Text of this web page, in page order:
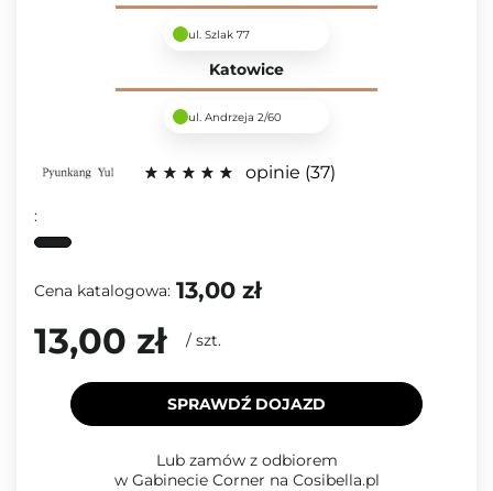
ul. Szlak 77
Katowice
ul. Andrzeja 2/60
opinie 37
:
Cena katalogowa: 13,00 zł
13,00 zł / szt.
SPRAWDŹ DOJAZD
Lub zamów z odbiorem
w Gabinecie Corner na Cosibella.pl